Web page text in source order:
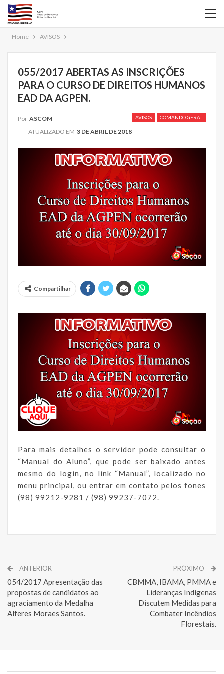
Home AVISOS
055/2017 ABERTAS AS INSCRIÇÕES
PARA O CURSO DE DIREITOS HUMANOS
EAD DA AGPEN.
AVISOS COMANDO GERAL
Por ASCOM
ATUALIZADO EM 3 DE ABRIL DE 2018
Compartilhar
Para mais detalhes o servidor pode consultar o
“Manual do Aluno”, que pode ser baixado antes
mesmo do login, no link “Manual”, localizado no
menu principal, ou entrar em contato pelos fones
(98) 99212-9281 / (98) 99237-7072.
ANTERIOR
054/2017 Apresentação das
propostas de candidatos ao
agraciamento da Medalha
Alferes Moraes Santos.
PRÓXIMO
CBMMA, IBAMA, PMMA e
Lideranças Indígenas
Discutem Medidas para
Combater Incêndios
Florestais.